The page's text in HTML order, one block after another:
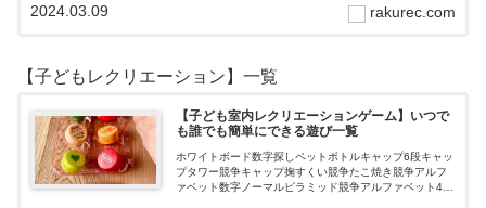
ロおはじき体操スライム脳トレ無料素材Yo…rakurec.com
2024.03.09
【子どもレクリエーション】一覧
【子ども室内レクリエーションゲーム】いつで
も誰でも簡単にできる遊び一覧
ホワイトボード数字探しペットボトルキャップ6段キャッ
プタワー競争キャップ掬すくい競争たこ焼き競争アルフ
ァベット数字ノーマルピラミッド競争アルファベット4段